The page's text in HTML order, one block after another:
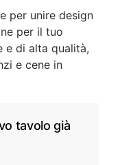
per unire design
per il tuo
e di alta qualità,
e cene in
tavolo già